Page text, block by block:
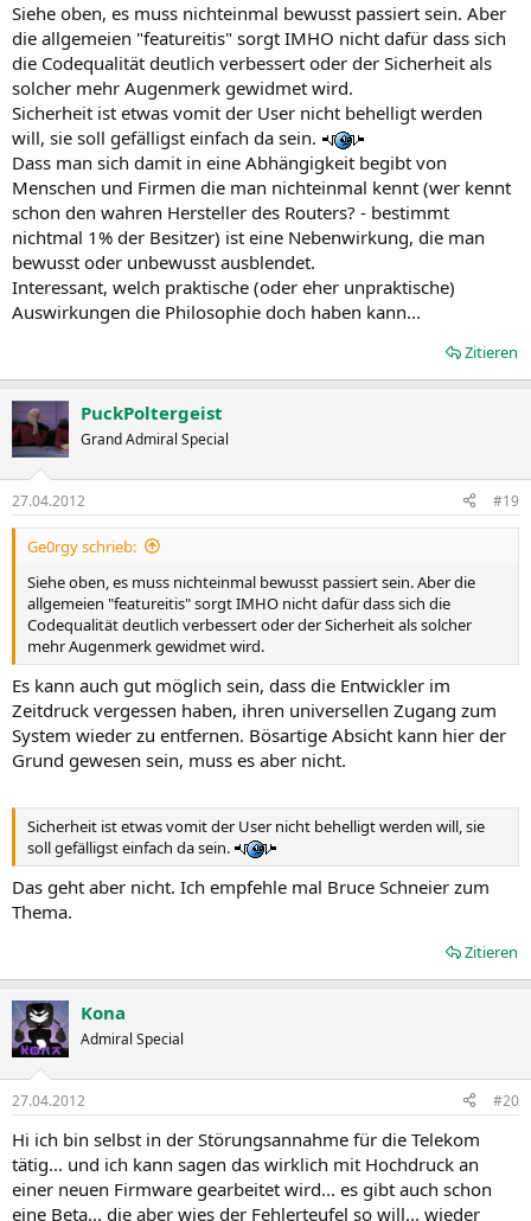
Siehe oben, es muss nichteinmal bewusst passiert sein. Aber
die allgemeien "featureitis" sorgt IMHO nicht dafür dass sich
die Codequalität deutlich verbessert oder der Sicherheit als
solcher mehr Augenmerk gewidmet wird.
Sicherheit ist etwas vomit der User nicht behelligt werden
will, sie soll gefälligst einfach da sein.
Dass man sich damit in eine Abhängigkeit begibt von
Menschen und Firmen die man nichteinmal kennt (wer kennt
schon den wahren Hersteller des Routers? - bestimmt
nichtmal 1% der Besitzer) ist eine Nebenwirkung, die man
bewusst oder unbewusst ausblendet.
Interessant, welch praktische (oder eher unpraktische)
Auswirkungen die Philosophie doch haben kann...
Zitieren
PuckPoltergeist
Grand Admiral Special
27.04.2012 #19
Ge0rgy schrieb:
Siehe oben, es muss nichteinmal bewusst passiert sein. Aber die
allgemeien "featureitis" sorgt IMHO nicht dafür dass sich die
Codequalität deutlich verbessert oder der Sicherheit als solcher
mehr Augenmerk gewidmet wird.
Es kann auch gut möglich sein, dass die Entwickler im
Zeitdruck vergessen haben, ihren universellen Zugang zum
System wieder zu entfernen. Bösartige Absicht kann hier der
Grund gewesen sein, muss es aber nicht.
Sicherheit ist etwas vomit der User nicht behelligt werden will, sie
soll gefälligst einfach da sein.
Das geht aber nicht. Ich empfehle mal Bruce Schneier zum
Thema.
Zitieren
Kona
Admiral Special
27.04.2012 #20
Hi ich bin selbst in der Störungsannahme für die Telekom
tätig... und ich kann sagen das wirklich mit Hochdruck an
einer neuen Firmware gearbeitet wird... es gibt auch schon
eine Beta... die aber wies der Fehlerteufel so will... wieder